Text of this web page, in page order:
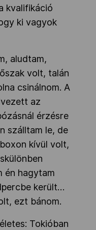
kvalifikáció
ki vagyok
aludtam,
volt, talán
csinálnom. A
az
érzésre
szálltam le, de
kívül volt,
én hagytam
került…
ezt bánom.
Tokióban